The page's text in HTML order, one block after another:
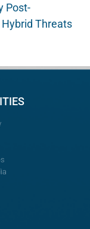
Post-
Threats